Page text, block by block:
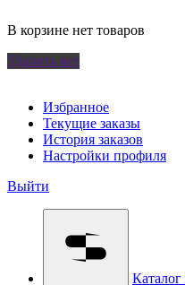
В корзине нет товаров
Удалить все
Избранное
Текущие заказы
История заказов
Настройки профиля
Выйти